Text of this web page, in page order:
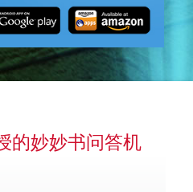
的妙妙书问答机